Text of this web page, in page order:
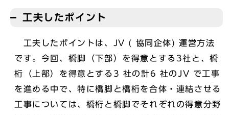
工夫したポイント
工夫したポイントは、JV ( 協同企体) 運営方法
です。今回、橋脚（下部）を得意とする3社と、橋
桁（上部）を得意とする3 社の計6 社のJV で工事
を進める中で、特に橋脚と橋桁を合体・連結させる
工事については、橋桁と橋脚でそれぞれの得意分野